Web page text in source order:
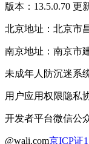
版本：13.5.0.70 更
北京地址：北京市
南京地址：南京市
未成年人防沉迷系
用户应用权限隐私
开发者平台微信公
@wali.com京ICP证